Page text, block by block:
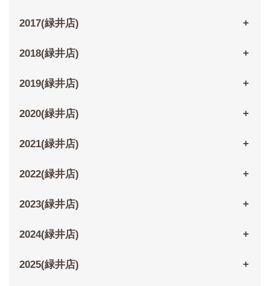
2017(緑井店)
2018(緑井店)
2019(緑井店)
2020(緑井店)
2021(緑井店)
2022(緑井店)
2023(緑井店)
2024(緑井店)
2025(緑井店)